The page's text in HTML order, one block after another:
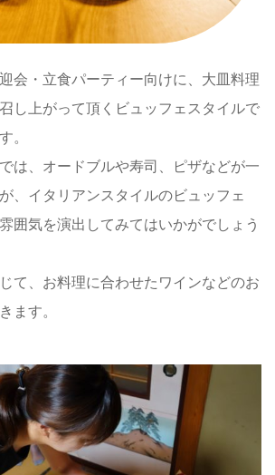
会・立食パーティー向けに、大皿料理
し上がって頂くビュッフェスタイルで
。
は、オードブルや寿司、ピザなどが一
、イタリアンスタイルのビュッフェ
囲気を演出してみてはいかがでしょう
て、お料理に合わせたワインなどのお
ます。